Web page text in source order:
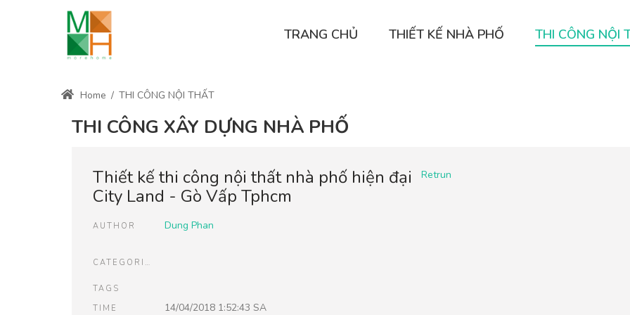
TRANG CHỦ THIẾT KẾ NHÀ PHỐ THI CÔNG NỘI
Home / THI CÔNG NỘI THẤT
THI CÔNG XÂY DỰNG NHÀ PHỐ
Retrun
Thiết kế thi công nội thất nhà phố hiện đại
City Land - Gò Vấp Tphcm
AUTHOR Dung Phan
CATEGORIES
TAGS
TIME
14/04/2018 1:52:43 SA